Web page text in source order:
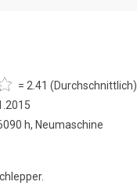
= 2.41 (Durchschnittlich)
h, Neumaschine